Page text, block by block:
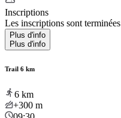
Inscriptions
Les inscriptions sont terminées
Plus d'info
Plus d'info
Trail 6 km
6 km
+300 m